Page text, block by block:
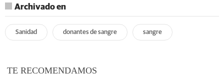
Archivado en
Sanidad donantes de sangre sangre
TE RECOMENDAMOS